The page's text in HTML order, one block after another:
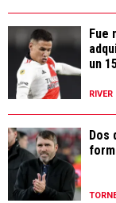
Fue
un
RIVER
Dos